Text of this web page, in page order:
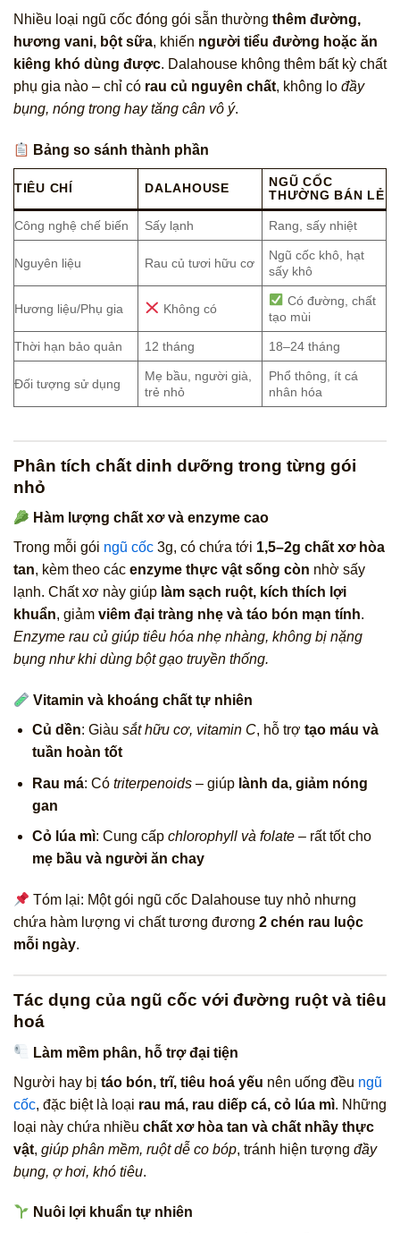
Nhiều loại ngũ cốc đóng gói sẵn thường thêm đường,
hương vani, bột sữa, khiến người tiểu đường hoặc ăn
kiêng khó dùng được. Dalahouse không thêm bất kỳ chất
phụ gia nào – chỉ có rau củ nguyên chất, không lo đầy
bụng, nóng trong hay tăng cân vô ý.
Bảng so sánh thành phần
TIÊU CHÍ DALAHOUSE
NGŨ CỐC
THƯỜNG BÁN LẺ
Công nghệ chế biến Sấy lạnh Rang, sấy nhiệt
Nguyên liệu Rau củ tươi hữu cơ
Ngũ cốc khô, hạt
sấy khô
Hương liệu/Phụ gia Không có
Có đường, chất
tạo mùi
Thời hạn bảo quản 12 tháng 18–24 tháng
Đối tượng sử dụng
Mẹ bầu, người già,
trẻ nhỏ
Phổ thông, ít cá
nhân hóa
Phân tích chất dinh dưỡng trong từng gói
nhỏ
Hàm lượng chất xơ và enzyme cao
Trong mỗi gói ngũ cốc 3g, có chứa tới 1,5–2g chất xơ hòa
tan, kèm theo các enzyme thực vật sống còn nhờ sấy
lạnh. Chất xơ này giúp làm sạch ruột, kích thích lợi
khuẩn, giảm viêm đại tràng nhẹ và táo bón mạn tính.
Enzyme rau củ giúp tiêu hóa nhẹ nhàng, không bị nặng
bụng như khi dùng bột gạo truyền thống.
Vitamin và khoáng chất tự nhiên
Củ dền: Giàu sắt hữu cơ, vitamin C, hỗ trợ tạo máu và
tuần hoàn tốt
Rau má: Có triterpenoids– giúp lành da, giảm nóng
gan
Cỏ lúa mì: Cung cấp chlorophyll và folate– rất tốt cho
mẹ bầu và người ăn chay
Tóm lại: Một gói ngũ cốc Dalahouse tuy nhỏ nhưng
chứa hàm lượng vi chất tương đương 2 chén rau luộc
mỗi ngày.
Tác dụng của ngũ cốc với đường ruột và tiêu
hoá
Làm mềm phân, hỗ trợ đại tiện
Người hay bị táo bón, trĩ, tiêu hoá yếu nên uống đều ngũ
cốc, đặc biệt là loại rau má, rau diếp cá, cỏ lúa mì. Những
loại này chứa nhiều chất xơ hòa tan và chất nhầy thực
vật, giúp phân mềm, ruột dễ co bóp, tránh hiện tượng đầy
bụng, ợ hơi, khó tiêu.
Nuôi lợi khuẩn tự nhiên